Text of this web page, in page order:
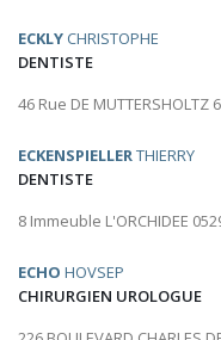
ECKLY CHRISTOPHE
DENTISTE
46 Rue DE MUTTERSHOLTZ
ECKENSPIELLERTHIERRY
DENTISTE
8 Immeuble L'ORCHIDEE
ECHO HOVSEP
CHIRURGIEN UROLOGUE